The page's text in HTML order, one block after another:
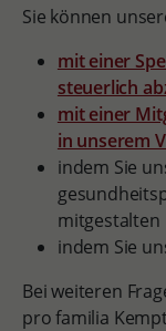
Sie können
mit einer
steuerlich
mit einer
in unserem
indem Sie
mitgestalten
indem Sie
Bei weiteren
pro familia